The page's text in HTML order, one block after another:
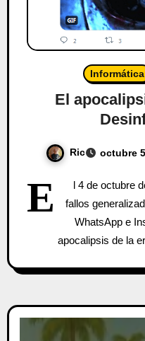
Informática
El
Ric octubre
E
l 4 de octubre
fallos
WhatsApp e
apocalipsis de la